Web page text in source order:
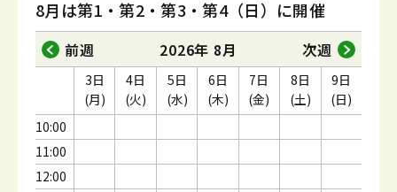
8月は第1・第2・第3・第4（日）に開催
前週 2026年 8月 次週
10:00
11:00
12:00
3日
(月)
4日
(火)
5日
(水)
6日
(木)
7日
(金)
8日
(土)
9日
(日)